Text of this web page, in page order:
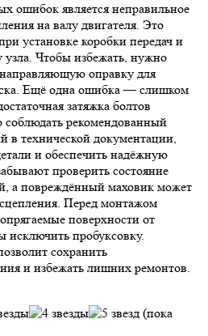
ошибок является неправильное
на валу двигателя. Это
установке коробки передач и
Чтобы избежать, нужно
направляющую оправку для
Ещё одна ошибка — слишком
затяжка болтов
рекомендованный
в технической документации,
и обеспечить надёжную
проверить состояние
а повреждённый маховик может
Перед монтажом
поверхности от
исключить пробуксовку.
сохранить
и избежать лишних ремонтов.
(пока